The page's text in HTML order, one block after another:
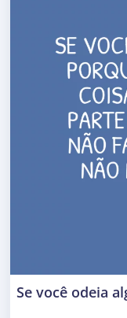
Se você odeia